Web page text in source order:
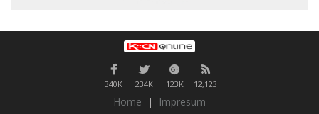
340K 234K 123K 12,123
Home |
Impresum